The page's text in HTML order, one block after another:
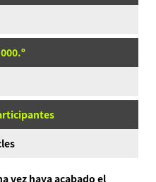
vez haya acabado el